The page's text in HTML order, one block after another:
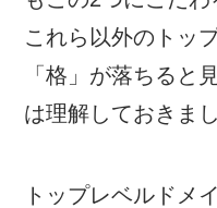
これら以外のトッ
「格」が落ちると
は理解しておきま
トップレベルドメ